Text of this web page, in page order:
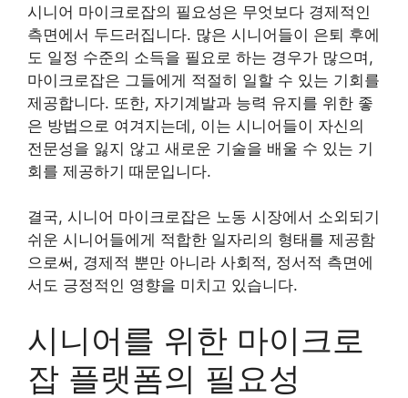
시니어 마이크로잡의 필요성은 무엇보다 경제적인
측면에서 두드러집니다. 많은 시니어들이 은퇴 후에
도 일정 수준의 소득을 필요로 하는 경우가 많으며,
마이크로잡은 그들에게 적절히 일할 수 있는 기회를
제공합니다. 또한, 자기계발과 능력 유지를 위한 좋
은 방법으로 여겨지는데, 이는 시니어들이 자신의
전문성을 잃지 않고 새로운 기술을 배울 수 있는 기
회를 제공하기 때문입니다.
결국, 시니어 마이크로잡은 노동 시장에서 소외되기
쉬운 시니어들에게 적합한 일자리의 형태를 제공함
으로써, 경제적 뿐만 아니라 사회적, 정서적 측면에
서도 긍정적인 영향을 미치고 있습니다.
시니어를 위한 마이크로
잡 플랫폼의 필요성